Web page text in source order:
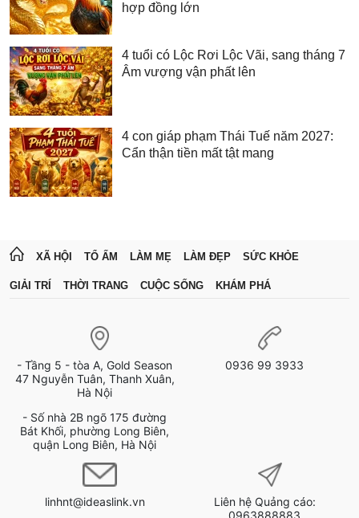
hợp đồng lớn
4 tuổi có Lộc Rơi Lộc Vãi, sang tháng 7
Âm vượng vận phất lên
4 con giáp phạm Thái Tuế năm 2027:
Cẩn thận tiền mất tật mang
XÃ HỘI TỔ ẤM LÀM MẸ LÀM ĐẸP SỨC KHỎE
GIẢI TRÍ THỜI TRANG CUỘC SỐNG KHÁM PHÁ
- Tầng 5 - tòa A, Gold Season
47 Nguyễn Tuân, Thanh Xuân,
Hà Nội
- Số nhà 2B ngõ 175 đường
Bát Khối, phường Long Biên,
quận Long Biên, Hà Nội
0936 99 3933
linhnt@ideaslink.vn
Liên hệ Quảng cáo: